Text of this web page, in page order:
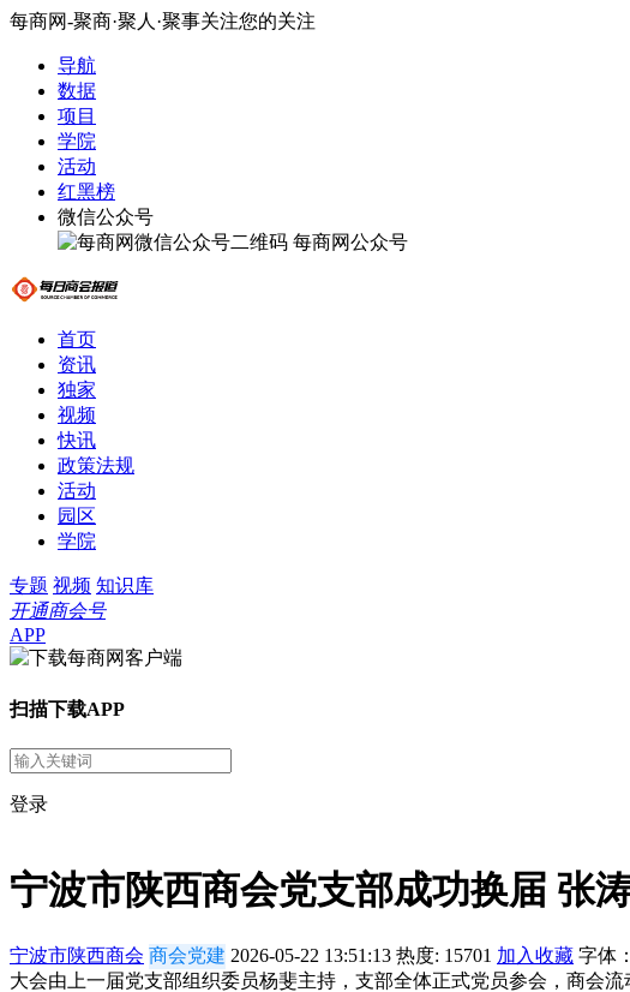
每商网-聚商·聚人·聚事关注您的关注
导航
数据
项目
学院
活动
红黑榜
微信公众号
每商网公众号
首页
资讯
独家
视频
快讯
政策法规
活动
园区
学院
专题 视频 知识库
开通商会号
APP
扫描下载APP
登录
宁波市陕西商会党支部成功换届 张
宁波市陕西商会 商会党建 2026-05-22 13:51:13 热度: 15701 加入收藏 字体：
大会由上一届党支部组织委员杨斐主持，支部全体正式党员参会，商会